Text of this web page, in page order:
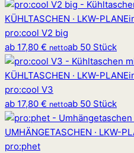
KÜHLTASCHEN · LKW-PLANE
pro:cool V2 big
ab 17,80 € nettoab 50 Stück
KÜHLTASCHEN · LKW-PLANE
pro:cool V3
ab 17,80 € nettoab 50 Stück
UMHÄNGETASCHEN · LKW-
pro:phet